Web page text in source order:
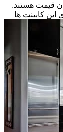
قیمت هستند.
این کابینت ها